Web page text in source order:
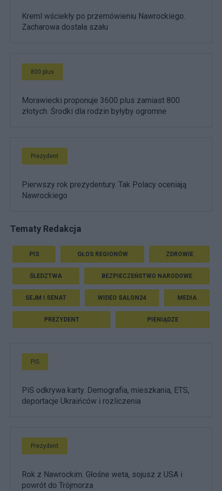
Kreml wściekły po przemówieniu Nawrockiego.
Zacharowa dostała szału
800 plus
Morawiecki proponuje 3600 plus zamiast 800
złotych. Środki dla rodzin byłyby ogromne
Prezydent
Pierwszy rok prezydentury. Tak Polacy oceniają
Nawrockiego
Tematy Redakcja
PIS GŁOS REGIONÓW ZDROWIE
ŚLEDZTWA BEZPIECZEŃSTWO NARODOWE
SEJM I SENAT WIDEO SALON24 MEDIA
PREZYDENT PIENIĄDZE
PiS
PiS odkrywa karty. Demografia, mieszkania, ETS,
deportacje Ukraińców i rozliczenia
Prezydent
Rok z Nawrockim. Głośne weta, sojusz z USA i
powrót do Trójmorza